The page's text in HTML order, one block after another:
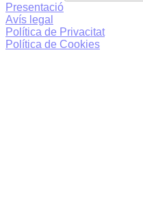
Presentació
Avís legal
Política de Privacitat
Política de Cookies